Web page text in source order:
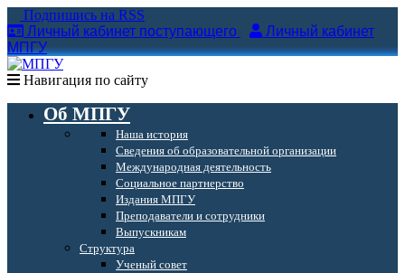
Подпишись на RSS
Личный кабинет поступающего
Личный кабинет
МПГУ
Навигация по сайту
Об МПГУ
Наша история
Сведения об образовательной организации
Международная деятельность
Социальное партнерство
Издания МПГУ
Преподаватели и сотрудники
Выпускникам
Структура
Ученый совет